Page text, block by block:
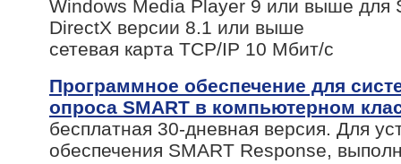
Windows Media Player 9 или выше
DirectX версии 8.1 или выше
сетевая карта TCP/IP 10 Мбит/с
Программное обеспечение для
опроса SMART в компьютерном
бесплатная 30-дневная версия. Для
обеспечения SMART Response,